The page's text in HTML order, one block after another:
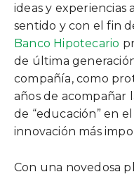
ideas y experiencias
sentido y con el fin
Banco Hipotecario
de última
compañía, como
años de acompañar
de “educación” en
innovación más
Con una novedosa